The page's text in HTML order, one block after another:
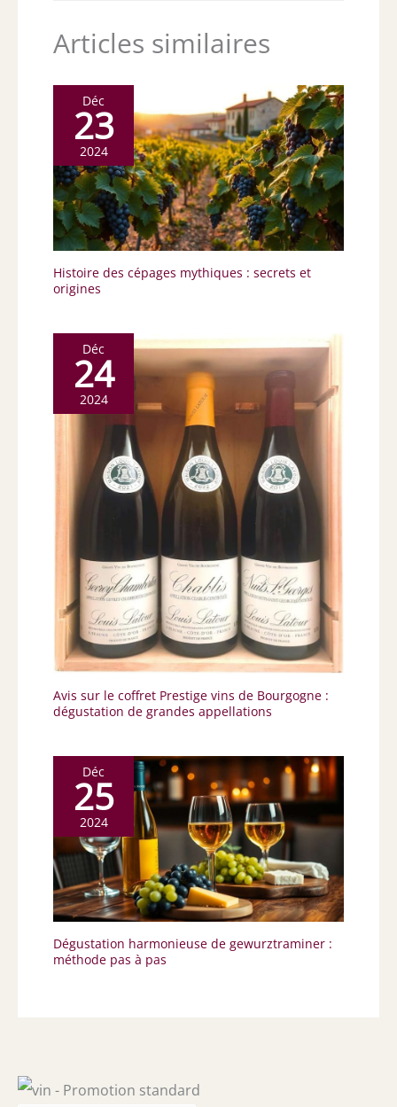
Articles similaires
Déc
23
2024
Histoire des cépages mythiques : secrets et
origines
Déc
24
2024
Avis sur le coffret Prestige vins de Bourgogne :
dégustation de grandes appellations
Déc
25
2024
Dégustation harmonieuse de gewurztraminer :
méthode pas à pas